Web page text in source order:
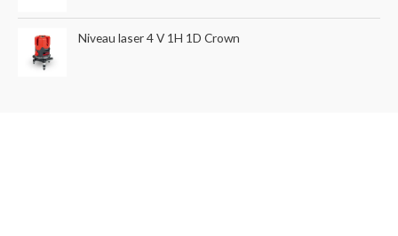
Niveau laser 4 V 1H 1D Crown